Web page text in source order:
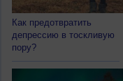
Как предотвратить
депрессию в тоскливую
пору?